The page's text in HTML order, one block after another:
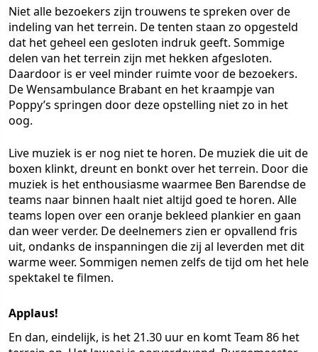
Niet alle bezoekers zijn trouwens te spreken over de
indeling van het terrein. De tenten staan zo opgesteld
dat het geheel een gesloten indruk geeft. Sommige
delen van het terrein zijn met hekken afgesloten.
Daardoor is er veel minder ruimte voor de bezoekers.
De Wensambulance Brabant en het kraampje van
Poppy’s springen door deze opstelling niet zo in het
oog.
Live muziek is er nog niet te horen. De muziek die uit de
boxen klinkt, dreunt en bonkt over het terrein. Door die
muziek is het enthousiasme waarmee Ben Barendse de
teams naar binnen haalt niet altijd goed te horen. Alle
teams lopen over een oranje bekleed plankier en gaan
dan weer verder. De deelnemers zien er opvallend fris
uit, ondanks de inspanningen die zij al leverden met dit
warme weer. Sommigen nemen zelfs de tijd om het hele
spektakel te filmen.
Applaus!
En dan, eindelijk, is het 21.30 uur en komt Team 86 het